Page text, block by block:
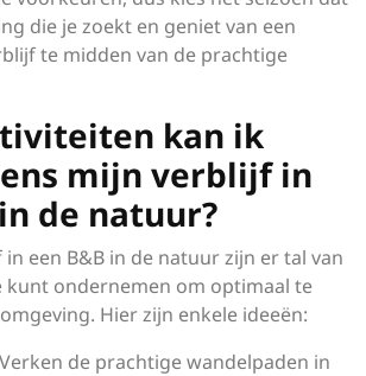
die je zoekt en geniet van een
te midden van de prachtige
kan ik
mijn verblijf in
de natuur?
een B&B in de natuur zijn er tal van
kunt ondernemen om optimaal te
Hier zijn enkele ideeën:
de prachtige wandelpaden in